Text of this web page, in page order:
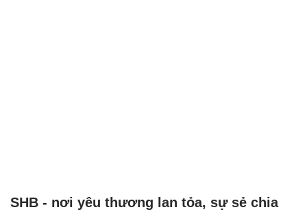
SHB - nơi yêu thương lan tỏa, sự sẻ chia